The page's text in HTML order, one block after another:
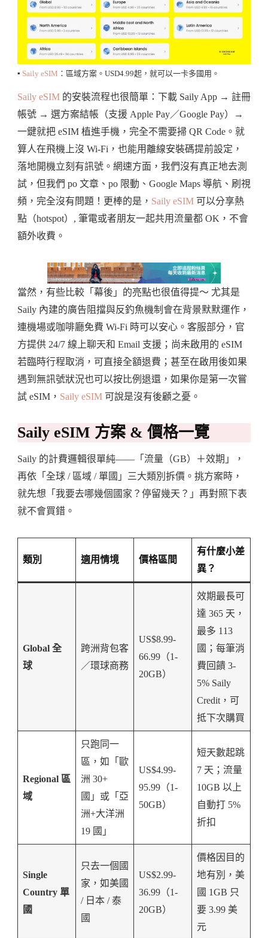
▪️ Saily eSIM ：區域方案。USD4.99起，就可以一卡多國用。
Saily eSIM 的安裝流程也很簡單：下載 Saily App → 註冊
帳號 → 選方案結帳（支援 Apple Pay／Google Pay）→
一鍵就把 eSIM 植進手機，完全不需要掃 QR Code。就
算人在飛機上沒 Wi-Fi，也能用離線安裝碼提前設定，
落地開機立刻有訊號。網速方面，我們沒有真正地去測
試，但我們 po 文章、po 限動、Google Maps 導航、刷視
頻，完全沒有問題！更棒的是， Saily eSIM 可以分享熱
點（hotspot）, 筆電或者朋友一起共用流量都 OK，不會
額外收費。
當然，有些比較「幕後」的亮點也很值得提～ 尤其是
Saily 內建的廣告阻擋與反釣魚機制會在背景默默運作，
連機場或咖啡廳免費 Wi-Fi 時可以安心。客服部分，官
方提供 24/7 線上聊天和 Email 支援；尚未啟用的 eSIM
若臨時行程取消，可直接全額退費；甚至在啟用後如果
遇到無訊號狀況也可以按比例退還，如果你是第一次嘗
試 eSIM， Saily eSIM 可說是沒有後顧之憂。
Saily eSIM 方案 & 價格一覽
Saily 的計費邏輯很單純——「流量（GB）＋效期」，
再依「全球 / 區域 / 單國」三大類別拆價。挑方案時，
就先想「我要去哪幾個國家？停留幾天？」再對照下表
就不會買錯。
類別 適用情境 價格區間
有什麼小差
異？
Global 全
球
跨洲背包客
／環球商務
US$8.99-
66.99（1-
20GB）
效期最長可
達 365 天，
最多 113
國；每筆消
費回饋 3-
5% Saily
Credit，可
抵下次購買
Regional 區
域
只跑同一
區，如「歐
洲 30+
國」或「亞
洲+大洋洲
19 國」
US$4.99-
95.99（1-
50GB）
短天數起跳
7 天；流量
10GB 以上
自動打 5%
折扣
Single
Country 單
國
只去一個國
家，如美國
/ 日本 / 泰
國
US$2.99-
36.99（1-
20GB）
價格因目的
地有別，美
國 1GB 只
要 3.99 美
元